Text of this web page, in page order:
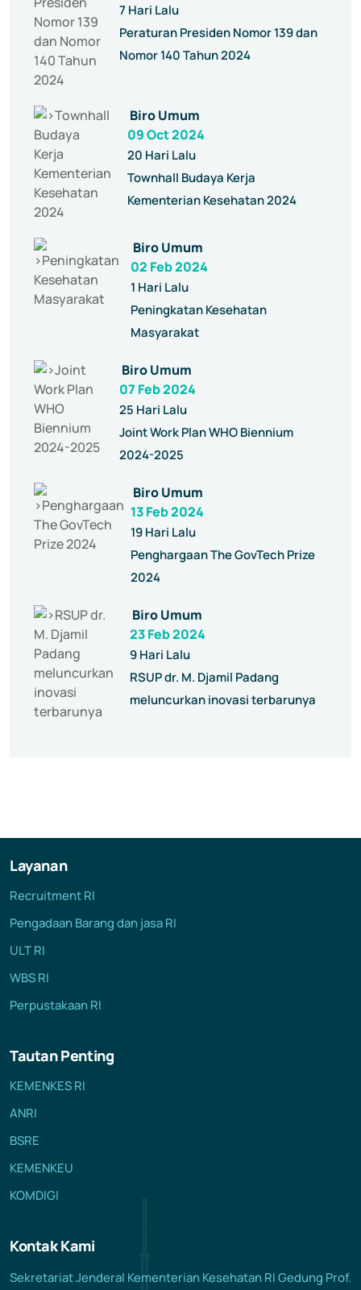
7 Hari Lalu
Peraturan Presiden Nomor 139 dan
Nomor 140 Tahun 2024
Biro Umum
09 Oct 2024
20 Hari Lalu
Townhall Budaya Kerja
Kementerian Kesehatan 2024
Biro Umum
02 Feb 2024
1 Hari Lalu
Peningkatan Kesehatan
Masyarakat
Biro Umum
07 Feb 2024
25 Hari Lalu
Joint Work Plan WHO Biennium
2024-2025
Biro Umum
13 Feb 2024
19 Hari Lalu
Penghargaan The GovTech Prize
2024
Biro Umum
23 Feb 2024
9 Hari Lalu
RSUP dr. M. Djamil Padang
meluncurkan inovasi terbarunya
Layanan
Recruitment RI
Pengadaan Barang dan jasa RI
ULT RI
WBS RI
Perpustakaan RI
Tautan Penting
KEMENKES RI
ANRI
BSRE
KEMENKEU
KOMDIGI
Kontak Kami
Sekretariat Jenderal Kementerian Kesehatan RI Gedung Prof.